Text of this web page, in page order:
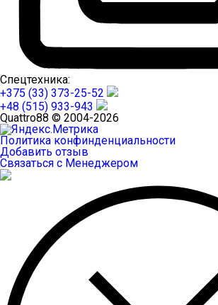
Спецтехника:
+375 (33) 373-25-52
+48 (515) 933-943
Quattro88 © 2004-2026
Политика конфинденциальности
Добавить отзыв
Связаться с Менеджером